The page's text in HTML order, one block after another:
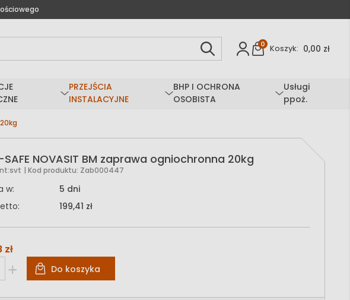
Koszyk: 0,00 zł
0
PRZEJŚCIA
INSTALACYJNE
BHP I OCHRONA
OSOBISTA
Usługi
ppoż.
SAFE NOVASIT BM zaprawa ogniochronna 20kg
svt | Kod produktu: Zab000447
w:
5 dni
199,41 zł
zł
Do koszyka